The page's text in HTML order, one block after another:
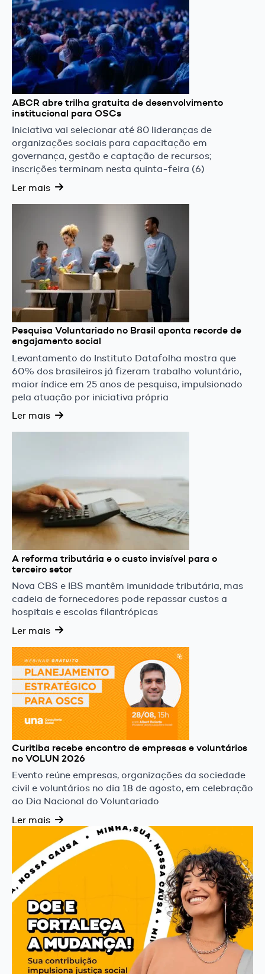
ABCR abre trilha gratuita de desenvolvimento
institucional para OSCs
Iniciativa vai selecionar até 80 lideranças de
organizações sociais para capacitação em
governança, gestão e captação de recursos;
inscrições terminam nesta quinta-feira (6)
Ler mais
Pesquisa Voluntariado no Brasil aponta recorde de
engajamento social
Levantamento do Instituto Datafolha mostra que
60% dos brasileiros já fizeram trabalho voluntário,
maior índice em 25 anos de pesquisa, impulsionado
pela atuação por iniciativa própria
Ler mais
A reforma tributária e o custo invisível para o
terceiro setor
Nova CBS e IBS mantêm imunidade tributária, mas
cadeia de fornecedores pode repassar custos a
hospitais e escolas filantrópicas
Ler mais
Curitiba recebe encontro de empresas e voluntários
no VOLUN 2026
Evento reúne empresas, organizações da sociedade
civil e voluntários no dia 18 de agosto, em celebração
ao Dia Nacional do Voluntariado
Ler mais